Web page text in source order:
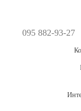
095 882-93-27